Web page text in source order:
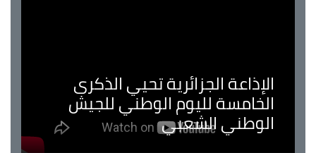
الإذاعة الجزائرية تحيي الذكرى
الخامسة لليوم الوطني للجيش
الوطني الشعبي